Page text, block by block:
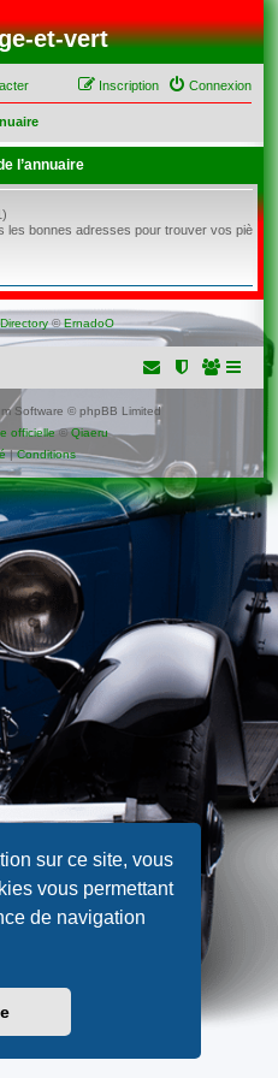
sur ce site, vous
vous permettant
de navigation
et-vert
Connexion
Inscription
l’annuaire
les bonnes adresses pour trouver vos
©ErnadoO
Software © phpBB Limited
officielle©Qiaeru
|Conditions